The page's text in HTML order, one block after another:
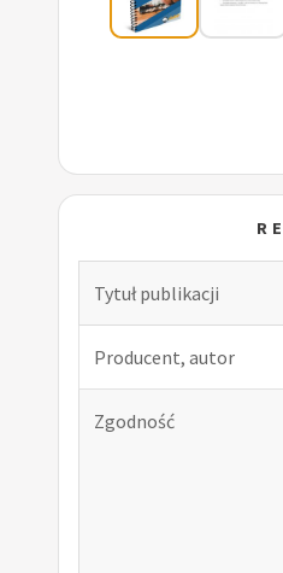
Tytuł publikacji
Producent, autor
Zgodność